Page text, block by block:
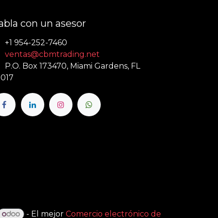
con un asesor
+1 954-252-7460
ventas@cbmtrading.net
P.O. Box 173470, Miami Gardens, FL
- El mejor Comercio electrónico de